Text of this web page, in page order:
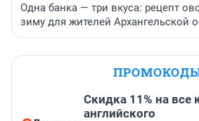
Одна банка — три вкуса: рецепт
зиму для жителей Архангельской
Скидка 11% на все
английского